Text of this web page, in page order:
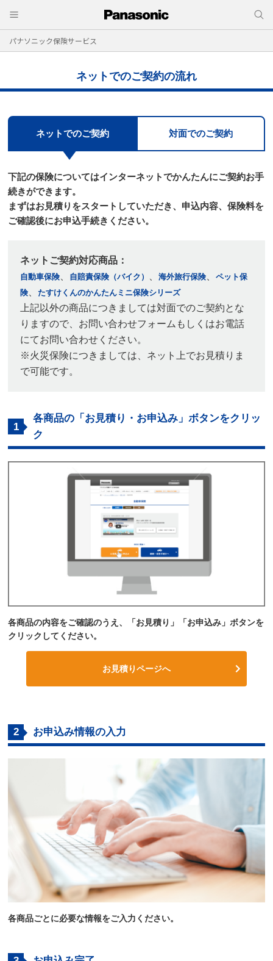
パナソニック保険サービス
ネットでのご契約の流れ
ネットでのご契約 対面でのご契約
下記の保険についてはインターネットでかんたんにご契約お手
続きができます。
まずはお⾒積りをスタートしていただき、申込内容、保険料を
ご確認後にお申込⼿続きください。
ネットご契約対応商品：
自動車保険 自賠責保険（バイク） 、海外旅行保険 、ペット保
険 、たすけくんのかんたんミニ保険シリーズ
上記以外の商品につきましては対面でのご契約とな
りますので、お問い合わせフォームもしくはお電話
にてお問い合わせください。
※火災保険につきましては、ネット上でお見積りま
で可能です。
1
各商品の「お見積り・お申込み」ボタンをクリッ
ク
各商品の内容をご確認のうえ、「お見積り」「お申込み」ボタンを
クリックしてください。
お見積りページへ
2 お申込み情報の入力
各商品ごとに必要な情報をご入力ください。